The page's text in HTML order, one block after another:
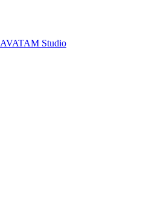
AVATAM Studio